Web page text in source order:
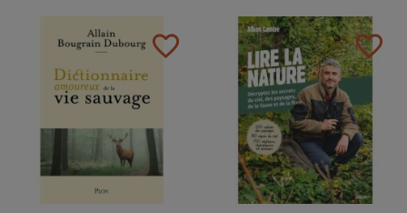
favorite_border favorite_border